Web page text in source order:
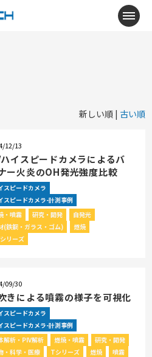
メニ
新しい順 | 古い順
12/13
イスピードカメラによるバ
ー火炎のOH発光強度比較
スピードカメラ
スピードカメラ-計測事例
・噴霧
研究・開発
自発光
(鉄鋼・ガラス・ゴム)
燃焼
リーズ
09/30
きによる噴霧の様子を可視化
スピードカメラ
スピードカメラ-計測事例
解析・PIV解析
燃焼・噴霧
研究・開発
・科学・医療
Tシリーズ 燃焼 噴霧